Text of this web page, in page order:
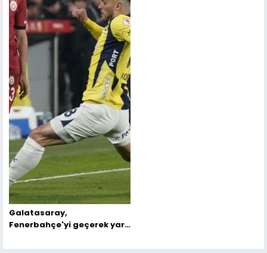
Galatasaray,
Fenerbahçe'yi geçerek yarı